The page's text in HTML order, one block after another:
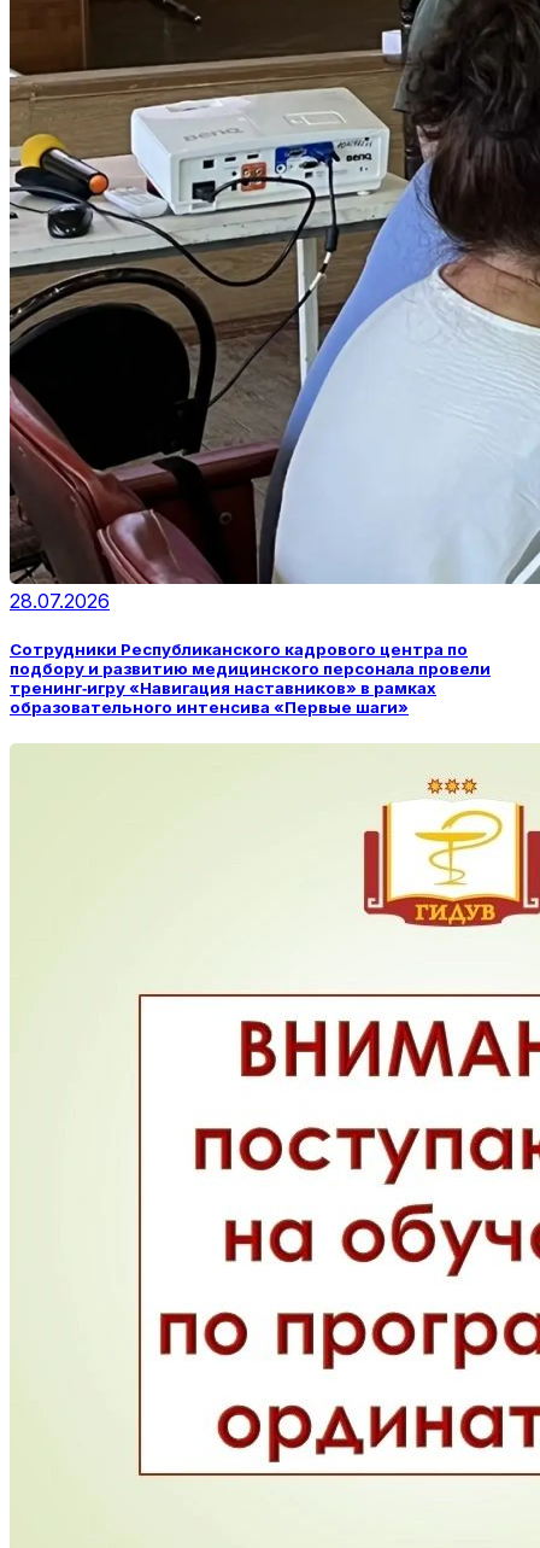
28.07.2026
Сотрудники Республиканского кадрового центра по
подбору и развитию медицинского персонала провели
тренинг‑игру «Навигация наставников» в рамках
образовательного интенсива «Первые шаги»